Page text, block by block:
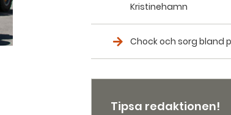
Kristinehamn
Chock och sorg bland
Tipsa redaktionen!